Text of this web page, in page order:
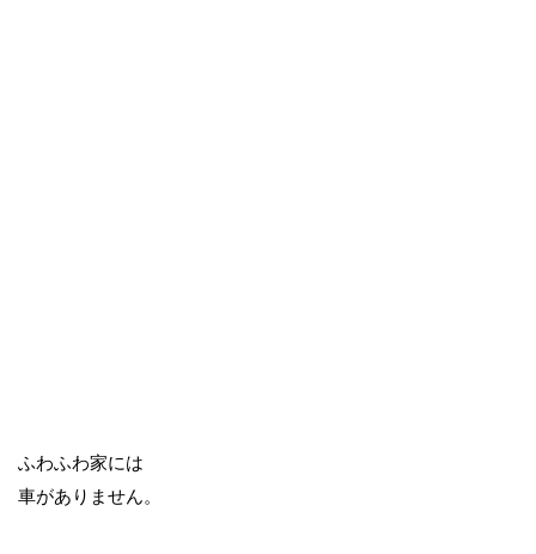
ふわふわ家には
車がありません。